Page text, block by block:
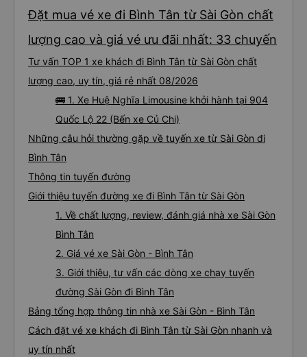
Đặt mua vé xe đi Bình Tân từ Sài Gòn chất
lượng cao và giá vé ưu đãi nhất: 33 chuyến
Tư vấn TOP 1 xe khách đi Bình Tân từ Sài Gòn chất
lượng cao, uy tín, giá rẻ nhất 08/2026
🚌 1. Xe Huệ Nghĩa Limousine khởi hành tại 904
Quốc Lộ 22 (Bến xe Củ Chi)
Những câu hỏi thường gặp về tuyến xe từ Sài Gòn đi
Bình Tân
Thông tin tuyến đường
Giới thiệu tuyến đường xe đi Bình Tân từ Sài Gòn
1. Về chất lượng, review, đánh giá nhà xe Sài Gòn
Bình Tân
2. Giá vé xe Sài Gòn - Bình Tân
3. Giới thiệu, tư vấn các dòng xe chạy tuyến
đường Sài Gòn đi Bình Tân
Bảng tổng hợp thông tin nhà xe Sài Gòn - Bình Tân
Cách đặt vé xe khách đi Bình Tân từ Sài Gòn nhanh và
uy tín nhất